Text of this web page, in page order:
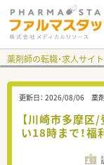
薬剤師の転職・求人サイ
更新日： 2026/08/06 薬
【川崎市多摩
い18時まで！